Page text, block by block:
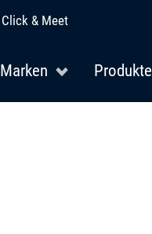
Click & Meet
Marken Produkte